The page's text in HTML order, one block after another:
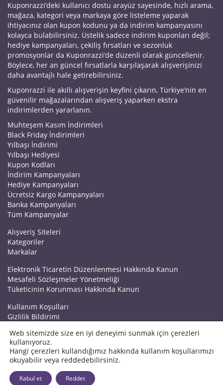
Kuponrazzi’deki kullanıcı dostu arayüz sayesinde, hızlı arama,
mağaza, kategori veya markaya göre listeleme yaparak
ihtiyacınız olan kupon kodunu ya da indirim kampanyasını
kolayca bulabilirsiniz. Üstelik sadece indirim kuponları değil;
hediye kampanyaları, çekiliş fırsatları ve sezonluk
promosyonlar da Kuponrazzi’de düzenli olarak güncellenir.
Böylece, her an güncel fırsatlarla karşılaşarak alışverişinizi
daha avantajlı hale getirebilirsiniz.
Kuponrazzi ile akıllı alışverişin keyfini çıkarın, Türkiye’nin en
güvenilir mağazalarından alışveriş yaparken ekstra
indirimlerden yararlanın.
Muhteşem Kasım İndirimleri
Black Friday İndirimleri
Yılbaşı İndirimi
Yılbaşı Hediyesi
Kupon Kodları
İndirim Kampanyaları
Hediye Kampanyaları
Ücretsiz Kargo Kampanyaları
Banka Kampanyaları
Tüm Kampanyalar
Alışveriş Siteleri
Kategoriler
Markalar
Elektronik Ticaretin Düzenlenmesi Hakkında Kanun
Mesafeli Sözleşmeler Yönetmeliği
Tüketicinin Korunması Hakkında Kanun
Kullanım Koşulları
Gizlilik Bildirimi
Kuponrazzi Blog
Mağaza Ekle
İletişim
© 2026 Kuponrazzi
Web sitemizde size en iyi deneyimi sunmak için çerezleri
kullanıyoruz.
Hangi çerezleri kullandığımız hakkında kullanım koşullarımızı
okuyabilir veya reddedebilirsiniz.
Kabul et Reddet